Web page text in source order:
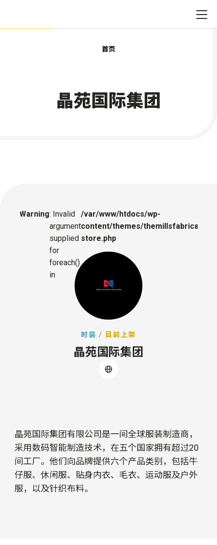
首页
晶苑国际集团
Warning: Invalid
argument
supplied
for
foreach()
in
/var/www/htdocs/wp-
content/themes/themillsfabrica/
store.php
时装 / 目前上架
晶苑国际集团
晶苑国际集团有限公司是一间全球服装制造商，
采用数码智能制造技术，在五个国家拥有超过20
间工厂。他们向品牌提供六个产品类别，包括牛
仔服、休闲服、贴身内衣、毛衣、运动服及户外
服，以及针织布料。